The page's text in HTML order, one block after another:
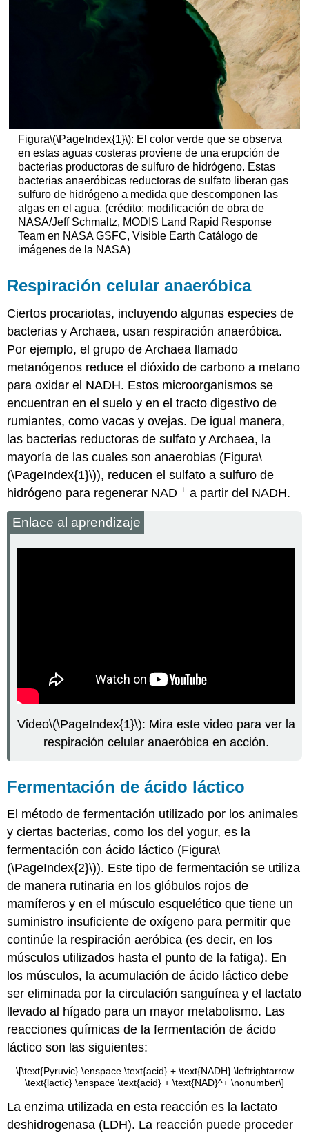
Figura\(\PageIndex{1}\): El color verde que se observa
en estas aguas costeras proviene de una erupción de
bacterias productoras de sulfuro de hidrógeno. Estas
bacterias anaeróbicas reductoras de sulfato liberan gas
sulfuro de hidrógeno a medida que descomponen las
algas en el agua. (crédito: modificación de obra de
NASA/Jeff Schmaltz, MODIS Land Rapid Response
Team en NASA GSFC, Visible Earth Catálogo de
imágenes de la NASA)
Respiración celular anaeróbica
Ciertos procariotas, incluyendo algunas especies de
bacterias y Archaea, usan respiración anaeróbica.
Por ejemplo, el grupo de Archaea llamado
metanógenos reduce el dióxido de carbono a metano
para oxidar el NADH. Estos microorganismos se
encuentran en el suelo y en el tracto digestivo de
rumiantes, como vacas y ovejas. De igual manera,
las bacterias reductoras de sulfato y Archaea, la
mayoría de las cuales son anaerobias (Figura\
(\PageIndex{1}\)), reducen el sulfato a sulfuro de
hidrógeno para regenerar NAD+ a partir del NADH.
Enlace al aprendizaje
Video\(\PageIndex{1}\): Mira este video para ver la
respiración celular anaeróbica en acción.
Fermentación de ácido láctico
El método de fermentación utilizado por los animales
y ciertas bacterias, como los del yogur, es la
fermentación con ácido láctico (Figura\
(\PageIndex{2}\)). Este tipo de fermentación se utiliza
de manera rutinaria en los glóbulos rojos de
mamíferos y en el músculo esquelético que tiene un
suministro insuficiente de oxígeno para permitir que
continúe la respiración aeróbica (es decir, en los
músculos utilizados hasta el punto de la fatiga). En
los músculos, la acumulación de ácido láctico debe
ser eliminada por la circulación sanguínea y el lactato
llevado al hígado para un mayor metabolismo. Las
reacciones químicas de la fermentación de ácido
láctico son las siguientes:
\[\text{Pyruvic} \enspace \text{acid} + \text{NADH} \leftrightarrow
\text{lactic} \enspace \text{acid} + \text{NAD}^+ \nonumber\]
La enzima utilizada en esta reacción es la lactato
deshidrogenasa (LDH). La reacción puede proceder